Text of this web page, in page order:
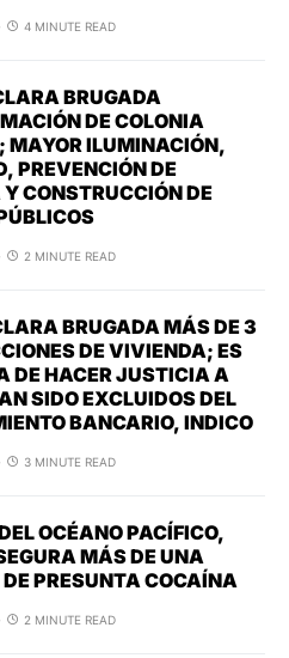
4 MINUTE READ
BRUGADA
DE COLONIA
MAYOR ILUMINACIÓN,
PREVENCIÓN DE
CONSTRUCCIÓN DE
2 MINUTE READ
BRUGADA MÁS DE 3
DE VIVIENDA; ES
DE HACER JUSTICIA A
SIDO EXCLUIDOS DEL
BANCARIO, INDICO
3 MINUTE READ
OCÉANO PACÍFICO,
MÁS DE UNA
PRESUNTA COCAÍNA
2 MINUTE READ